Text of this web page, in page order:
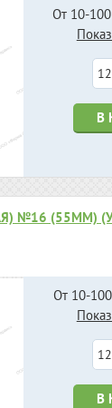
От 10-100
В
№16 (55ММ)
От 10-
В